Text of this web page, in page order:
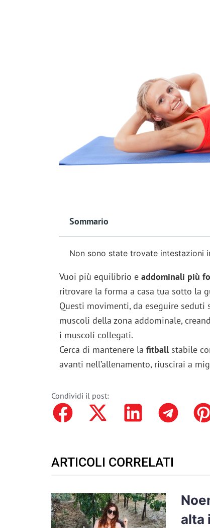
Sommario
Non sono state trovate intestazioni
Vuoi più equilibrio e addominali più
ritrovare la forma a casa tua sotto la
Questi movimenti, da eseguire
muscoli della zona addominale,
i muscoli collegati.
Cerca di mantenere la fitballstabile
avanti nell’allenamento, riuscirai a
Condividi il post:
ARTICOLI CORRELATI
alta